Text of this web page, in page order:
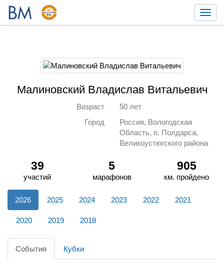
Малиновский Владислав Витальевич
Возраст
50 лет
Город
Россия, Вологодская
Область, п. Полдарса,
Великоустюгского района
39
участий
5
марафонов
905
км. пройдено
2026 2025 2024 2023 2022 2021
2020 2019 2018
События Кубки